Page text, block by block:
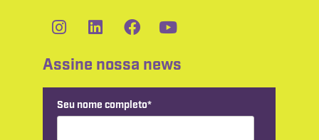
Assine nossa news
Seu nome completo*